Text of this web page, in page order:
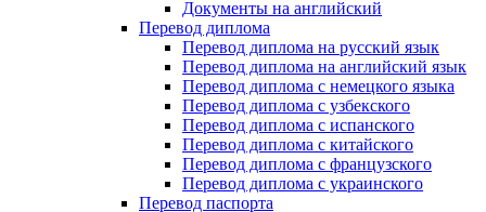
Документы на английский
Перевод диплома
Перевод диплома на русский язык
Перевод диплома на английский язык
Перевод диплома с немецкого языка
Перевод диплома с узбекского
Перевод диплома с испанского
Перевод диплома с китайского
Перевод диплома с французского
Перевод диплома с украинского
Перевод паспорта